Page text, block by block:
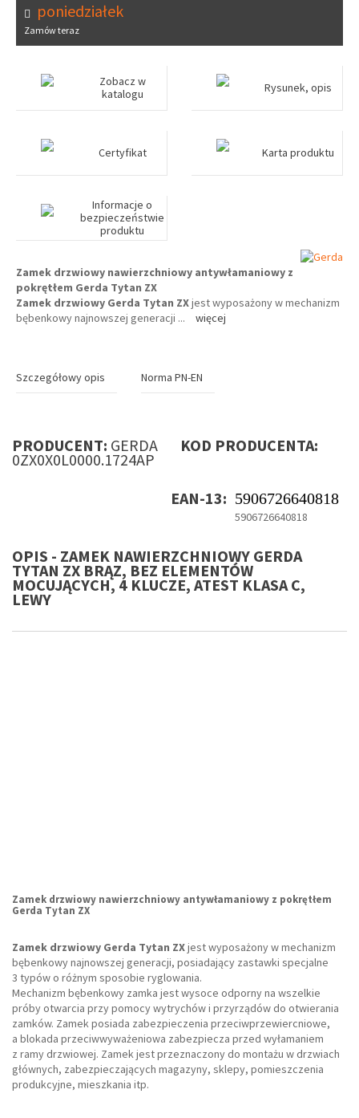
poniedziałek
Zamów teraz
Zobacz w
katalogu
Rysunek, opis
Certyfikat Karta produktu
Informacje o
bezpieczeństwie
produktu
Zamek drzwiowy nawierzchniowy antywłamaniowy z
pokrętłem Gerda Tytan ZX
Zamek drzwiowy Gerda Tytan ZXjest wyposażony w mechanizm
bębenkowy najnowszej generacji ... więcej
Szczegółowy opis Norma PN-EN
PRODUCENT: GERDA KOD PRODUCENTA:
0ZX0X0L0000.1724AP
EAN-13: 5906726640818
5906726640818
OPIS - ZAMEK NAWIERZCHNIOWY GERDA
TYTAN ZX BRĄZ, BEZ ELEMENTÓW
MOCUJĄCYCH, 4 KLUCZE, ATEST KLASA C,
LEWY
Zamek drzwiowy nawierzchniowy antywłamaniowy z pokrętłem
Gerda Tytan ZX
Zamek drzwiowy Gerda Tytan ZXjest wyposażony w mechanizm
bębenkowy najnowszej generacji, posiadający zastawki specjalne
3 typów o różnym sposobie ryglowania.
Mechanizm bębenkowy zamka jest wysoce odporny na wszelkie
próby otwarcia przy pomocy wytrychów i przyrządów do otwierania
zamków. Zamek posiada zabezpieczenia przeciwprzewiercniowe,
a blokada przeciwwyważeniowa zabezpiecza przed wyłamaniem
z ramy drzwiowej. Zamek jest przeznaczony do montażu w drzwiach
głównych, zabezpieczających magazyny, sklepy, pomieszczenia
produkcyjne, mieszkania itp.